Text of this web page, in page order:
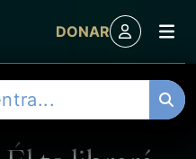
DONAR